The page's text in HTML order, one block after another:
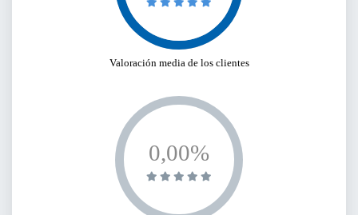
Valoración media de los clientes
0,00%